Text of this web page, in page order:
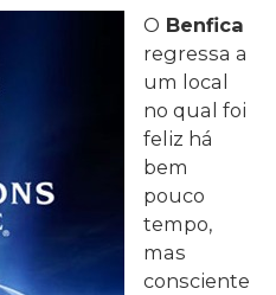
O Benfica
regressa a
um local
no qual foi
feliz há
bem
pouco
tempo,
mas
consciente